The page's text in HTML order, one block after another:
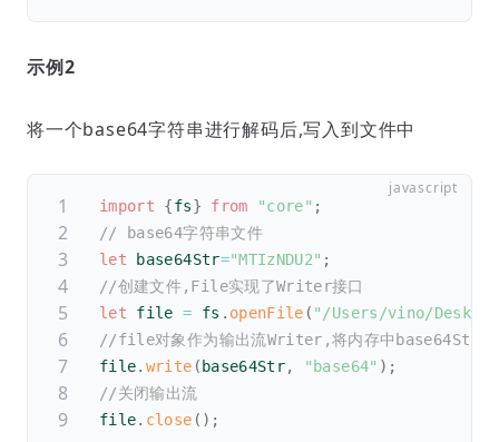
示例2
将一个base64字符串进行解码后,写入到文件中
import {fs} from "core" ;
// base64字符串文件
let base64Str="MTIzNDU2" ;
//创建文件,File实现了Writer接口
let file = fs . openFile ( "/Users/vino/
//file对象作为输出流Writer,将内存中base64Str的
file. write ( base64Str, "base64" ) ;
//关闭输出流
file. close ( ) ;